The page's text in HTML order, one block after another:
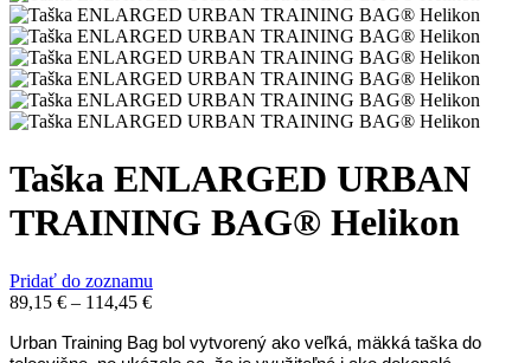
Taška ENLARGED URBAN
TRAINING BAG® Helikon
Pridať do zoznamu
89,15 € – 114,45 €
Urban Training Bag bol vytvorený ako veľká, mäkká taška do